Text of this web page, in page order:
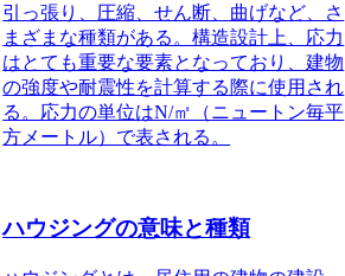
引っ張り、圧縮、せん断、曲げなど、さ
まざまな種類がある。構造設計上、応力
はとても重要な要素となっており、建物
の強度や耐震性を計算する際に使用され
る。応力の単位はN/㎡（ニュートン毎平
方メートル）で表される。
ハウジングの意味と種類